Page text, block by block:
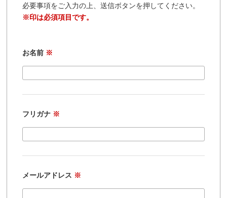
必要事項をご入力の上、送信ボタンを押してください。
※印は必須項目です。
お名前 ※
フリガナ ※
メールアドレス ※